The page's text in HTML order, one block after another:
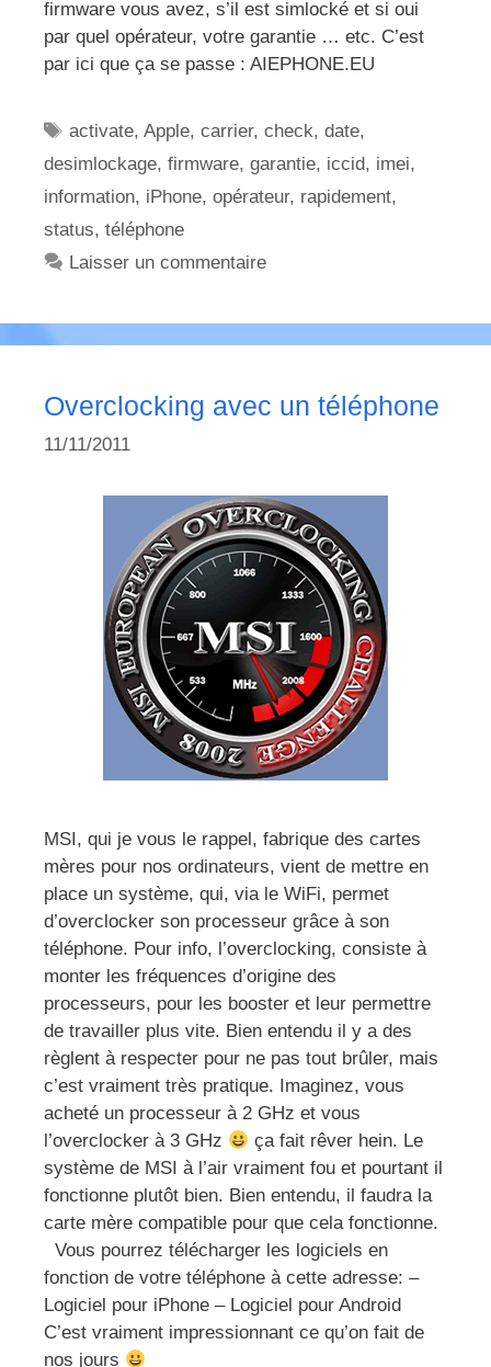
firmware vous avez, s’il est simlocké et si oui
par quel opérateur, votre garantie … etc. C’est
par ici que ça se passe : AIEPHONE.EU
Étiquettes
activate,Apple,carrier,check,date,
desimlockage, firmware, garantie, iccid, imei,
information, iPhone, opérateur, rapidement,
status, téléphone
Laisser un commentaire
Overclocking avec un téléphone
11/11/2011
MSI, qui je vous le rappel, fabrique des cartes
mères pour nos ordinateurs, vient de mettre en
place un système, qui, via le WiFi, permet
d’overclocker son processeur grâce à son
téléphone. Pour info, l’overclocking, consiste à
monter les fréquences d’origine des
processeurs, pour les booster et leur permettre
de travailler plus vite. Bien entendu il y a des
règlent à respecter pour ne pas tout brûler, mais
c’est vraiment très pratique. Imaginez, vous
acheté un processeur à 2 GHz et vous
l’overclocker à 3 GHz
ça fait rêver hein. Le
système de MSI à l’air vraiment fou et pourtant il
fonctionne plutôt bien. Bien entendu, il faudra la
carte mère compatible pour que cela fonctionne.
Vous pourrez télécharger les logiciels en
fonction de votre téléphone à cette adresse: –
Logiciel pour iPhone – Logiciel pour Android
C’est vraiment impressionnant ce qu’on fait de
nos jours